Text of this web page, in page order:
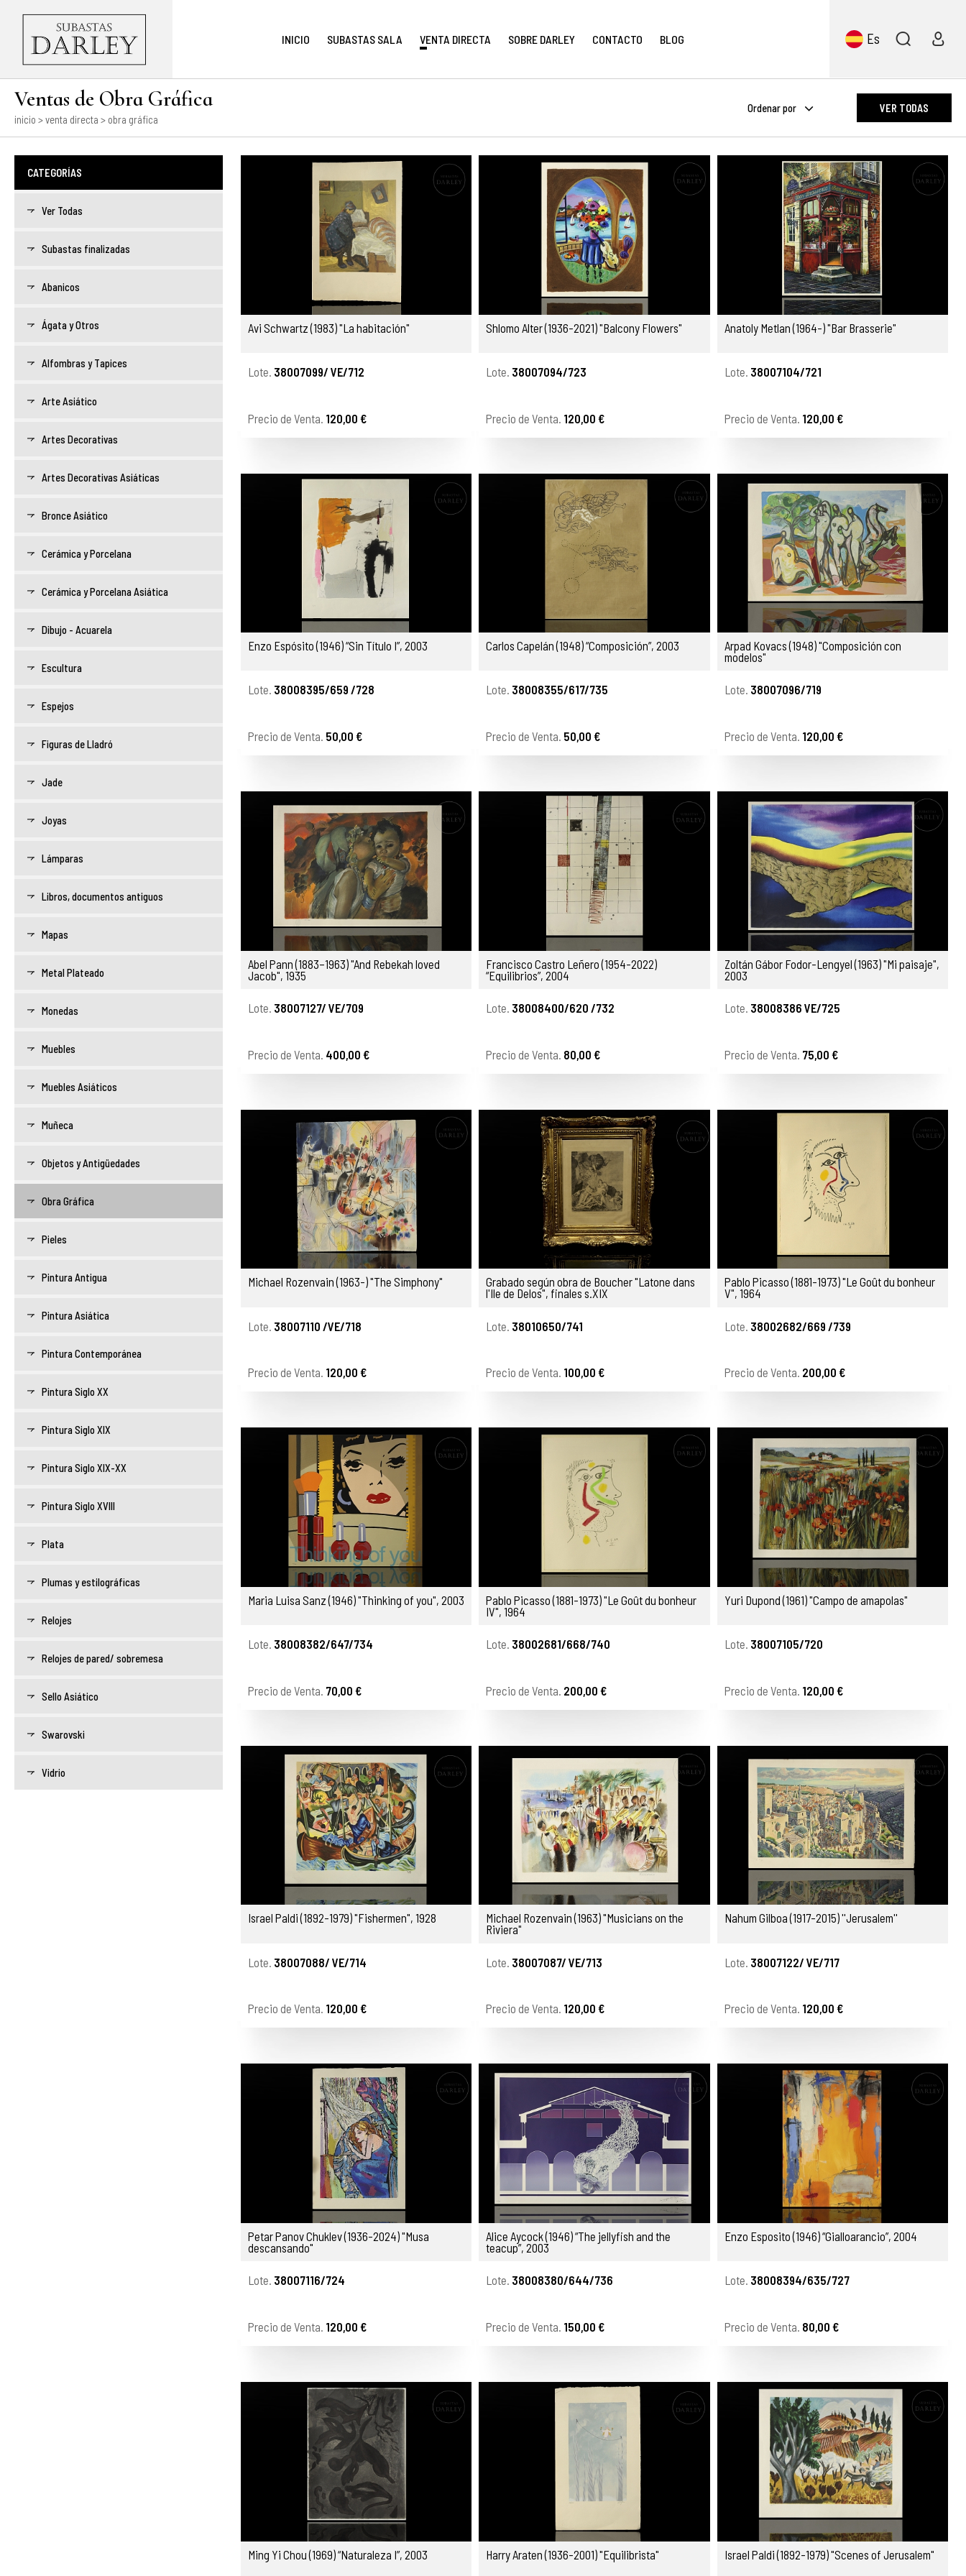
INICIO SUBASTAS SALA VENTA DIRECTA SOBRE DARLEY CONTACTO BLOG Es
Ventas de Obra Gráfica
inicio >venta directa > obra gráfica
Ordenar por VER TODAS
CATEGORÍAS
Ver Todas
Subastas finalizadas
Abanicos
Ágata y Otros
Alfombras y Tapices
Arte Asiático
Artes Decorativas
Artes Decorativas Asiáticas
Bronce Asiático
Cerámica y Porcelana
Cerámica y Porcelana Asiática
Dibujo - Acuarela
Escultura
Espejos
Figuras de Lladró
Jade
Joyas
Lámparas
Libros, documentos antiguos
Mapas
Metal Plateado
Monedas
Muebles
Muebles Asiáticos
Muñeca
Objetos y Antigüedades
Obra Gráfica
Pieles
Pintura Antigua
Pintura Asiática
Pintura Contemporánea
Pintura Siglo XX
Pintura Siglo XIX
Pintura Siglo XIX-XX
Pintura Siglo XVIII
Plata
Plumas y estilográficas
Relojes
Relojes de pared/ sobremesa
Sello Asiático
Swarovski
Vidrio
Avi Schwartz (1983) "La habitación"
Lote. 38007099/ VE/712
Precio de Venta. 120,00 €
Shlomo Alter (1936-2021) "Balcony Flowers"
Lote. 38007094/723
Precio de Venta. 120,00 €
Anatoly Metlan (1964-) "Bar Brasserie"
Lote. 38007104/721
Precio de Venta. 120,00 €
Enzo Espósito (1946) “Sin Título I”, 2003
Lote. 38008395/659 /728
Precio de Venta. 50,00 €
Carlos Capelán (1948) “Composición”, 2003
Lote. 38008355/617/735
Precio de Venta. 50,00 €
Arpad Kovacs (1948) "Composición con
modelos"
Lote. 38007096/719
Precio de Venta. 120,00 €
Abel Pann (1883–1963) "And Rebekah loved
Jacob", 1935
Lote. 38007127/ VE/709
Precio de Venta. 400,00 €
Francisco Castro Leñero (1954-2022)
“Equilibrios”, 2004
Lote. 38008400/620 /732
Precio de Venta. 80,00 €
Zoltán Gábor Fodor-Lengyel (1963) "Mi paisaje",
2003
Lote. 38008386 VE/725
Precio de Venta. 75,00 €
Michael Rozenvain (1963-) "The Simphony"
Lote. 38007110 /VE/718
Precio de Venta. 120,00 €
Grabado según obra de Boucher "Latone dans
l'Ile de Delos", finales s.XIX
Lote. 38010650/741
Precio de Venta. 100,00 €
Pablo Picasso (1881-1973) "Le Goût du bonheur
V", 1964
Lote. 38002682/669 /739
Precio de Venta. 200,00 €
Maria Luisa Sanz (1946) "Thinking of you", 2003
Lote. 38008382/647/734
Precio de Venta. 70,00 €
Pablo Picasso (1881-1973) "Le Goût du bonheur
IV", 1964
Lote. 38002681/668/740
Precio de Venta. 200,00 €
Yuri Dupond (1961) "Campo de amapolas"
Lote. 38007105/720
Precio de Venta. 120,00 €
Israel Paldi (1892-1979) "Fishermen", 1928
Lote. 38007088/ VE/714
Precio de Venta. 120,00 €
Michael Rozenvain (1963) "Musicians on the
Riviera"
Lote. 38007087/ VE/713
Precio de Venta. 120,00 €
Nahum Gilboa (1917-2015) ''Jerusalem''
Lote. 38007122/ VE/717
Precio de Venta. 120,00 €
Petar Panov Chuklev (1936-2024) "Musa
descansando"
Lote. 38007116/724
Precio de Venta. 120,00 €
Alice Aycock (1946) “The jellyfish and the
teacup”, 2003
Lote. 38008380/644/736
Precio de Venta. 150,00 €
Enzo Esposito (1946) “Gialloarancio”, 2004
Lote. 38008394/635/727
Precio de Venta. 80,00 €
Ming Yi Chou (1969) “Naturaleza I”, 2003 Harry Araten (1936-2001) "Equilibrista" Israel Paldi (1892-1979) "Scenes of Jerusalem"